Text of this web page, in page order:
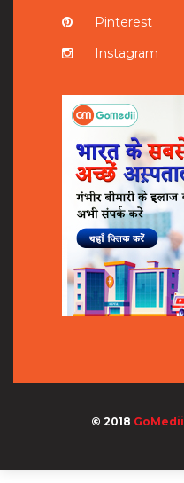
Pinterest
Instagram
© 2018 GoMedii